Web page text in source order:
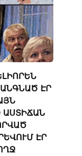
ԷՐ
ԱՍՏԻՃԱՆ
ԷՐ